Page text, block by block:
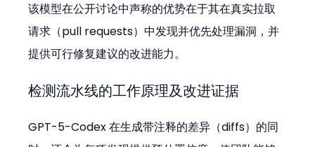
该模型在公开讨论中声称的优势在于其在真实拉取
请求（pull requests）中发现并优先处理漏洞，并
提供可行修复建议的改进能力。
检测流水线的工作原理及改进证据
GPT-5-Codex 在生成带注释的差异（diffs）的同